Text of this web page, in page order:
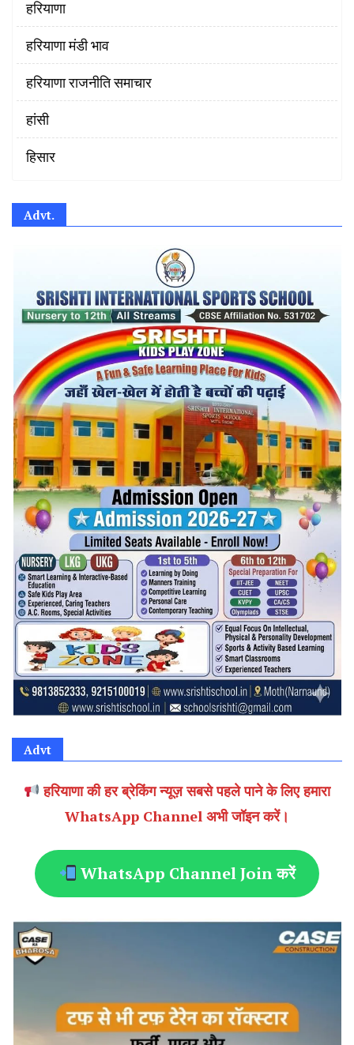
हरियाणा
हरियाणा मंडी भाव
हरियाणा राजनीति समाचार
हांसी
हिसार
Advt.
Advt
हरियाणा की हर ब्रेकिंग न्यूज़ सबसे पहले पाने के लिए हमारा
WhatsApp Channel अभी जॉइन करें।
WhatsApp Channel Join करें